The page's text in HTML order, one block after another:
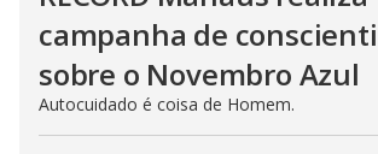
campanha de
sobre o Novembro Azul
Autocuidado é coisa de Homem.